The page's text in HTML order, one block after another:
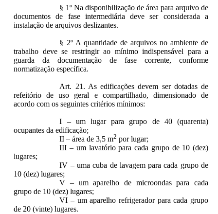
§ 1º Na disponibilização de área para arquivo de
documentos de fase intermediária deve ser considerada a
instalação de arquivos deslizantes.
§ 2º A quantidade de arquivos no ambiente de
trabalho deve se restringir ao mínimo indispensável para a
guarda da documentação de fase corrente, conforme
normatização específica.
Art. 21. As edificações devem ser dotadas de
refeitório de uso geral e compartilhado, dimensionado de
acordo com os seguintes critérios mínimos:
I – um lugar para grupo de 40 (quarenta)
ocupantes da edificação;
II – área de 3,5 m2 por lugar;
III – um lavatório para cada grupo de 10 (dez)
lugares;
IV – uma cuba de lavagem para cada grupo de
10 (dez) lugares;
V – um aparelho de microondas para cada
grupo de 10 (dez) lugares;
VI – um aparelho refrigerador para cada grupo
de 20 (vinte) lugares.